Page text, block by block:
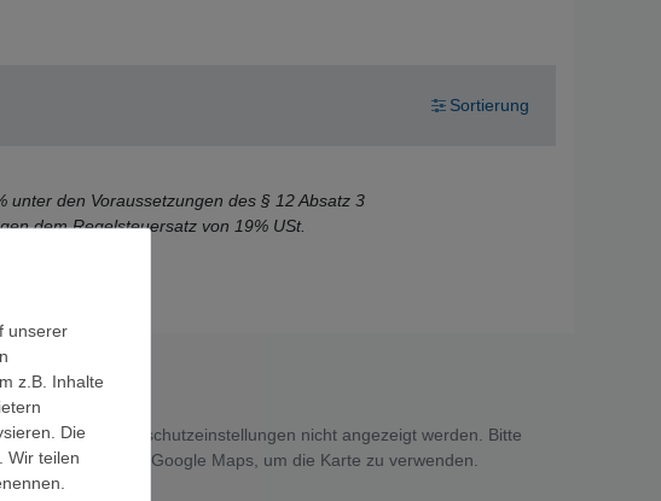
Sortierung
unter den Voraussetzungen des § 12 Absatz 3
dem Regelsteuersatz von 19% USt.
ihrer Datenschutzeinstellungen nicht angezeigt werden. Bitte
Verwendung von Google Maps, um die Karte zu verwenden.
unserer
z.B. Inhalte
Die
Wir teilen